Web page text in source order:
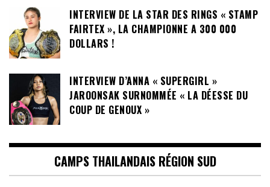
INTERVIEW DE LA STAR DES RINGS « STAMP
FAIRTEX », LA CHAMPIONNE A 300 000
DOLLARS !
INTERVIEW D’ANNA « SUPERGIRL »
JAROONSAK SURNOMMÉE « LA DÉESSE DU
COUP DE GENOUX »
CAMPS THAILANDAIS RÉGION SUD